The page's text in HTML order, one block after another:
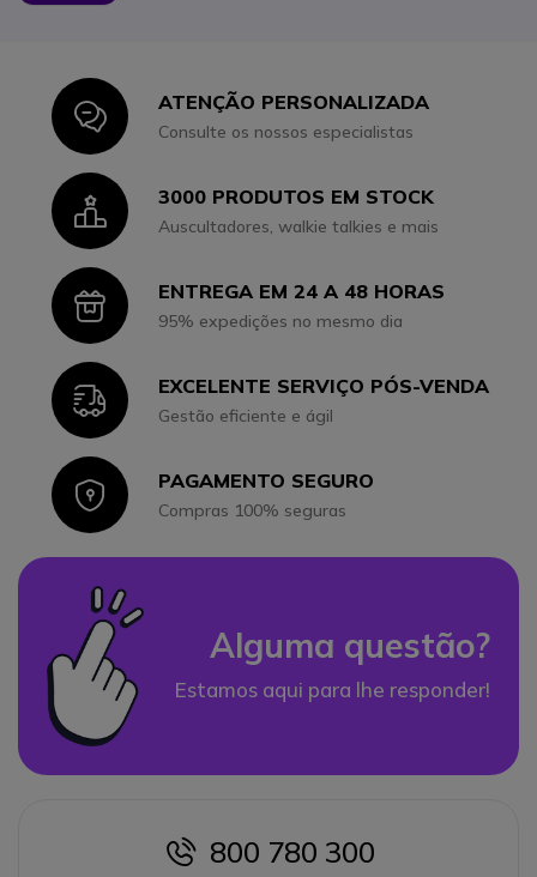
IconATENÇÃO PERSONALIZADA
Consulte os nossos especialistas
Icon3000 PRODUTOS EM STOCK
Auscultadores, walkie talkies e mais
IconENTREGA EM 24 A 48 HORAS
95% expedições no mesmo dia
IconEXCELENTE SERVIÇO PÓS-VENDA
Gestão eficiente e ágil
IconPAGAMENTO SEGURO
Compras 100% seguras
Alguma questão?
Estamos aqui para lhe responder!
icon
800 780 300